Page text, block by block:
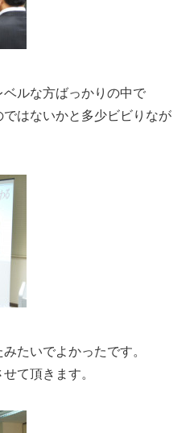
ルな方ばっかりの中で
はないかと多少ビビりなが
たいでよかったです。
て頂きます。